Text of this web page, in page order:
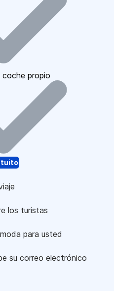
coche propio
los turistas
para usted
su correo electrónico